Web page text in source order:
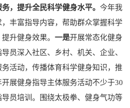
务，提升全民科学健身水平。今年我
丰富指导内容，帮助群众掌握科学
升健身效果。一是开展常态化健身
员深入社区、乡村、机关、企业、
活动，传播体育科学健身知识，推
展健身指导主体服务活动不少于30
员培训。围绕太极拳、健身气功等